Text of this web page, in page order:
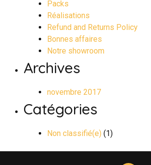
Packs
Réalisations
Refund and Returns Policy
Bonnes affaires
Notre showroom
Archives
novembre 2017
Catégories
Non classifié(e) (1)